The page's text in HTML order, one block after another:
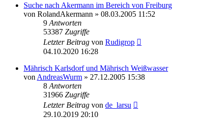
Suche nach Akermann im Bereich von Freiburg
von RolandAkermann » 08.03.2005 11:52
9 Antworten
53387 Zugriffe
Letzter Beitrag von Rudigrop
04.10.2020 16:28
Mährisch Karlsdorf und Mährisch Weißwasser
von AndreasWurm » 27.12.2005 15:38
8 Antworten
31966 Zugriffe
Letzter Beitrag von de_larsu
29.10.2019 20:10